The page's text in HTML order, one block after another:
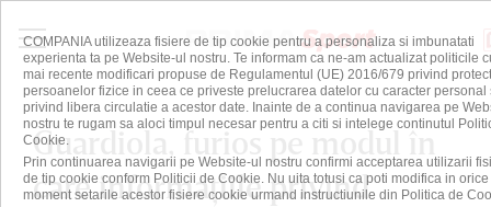
Guardiola, furios pe modul în
care informaţiile privind
COMPANIA utilizeaza fisiere de tip cookie pentru a personaliza si imbunatati
experienta ta pe Website-ul nostru. Te informam ca ne-am actualizat politicile
mai recente modificari propuse de Regulamentul (UE) 2016/679 privind
persoanelor fizice in ceea ce priveste prelucrarea datelor cu caracter personal
privind libera circulatie a acestor date. Inainte de a continua navigarea pe
nostru te rugam sa aloci timpul necesar pentru a citi si intelege continutul
Cookie.
Prin continuarea navigarii pe Website-ul nostru confirmi acceptarea utilizarii
de tip cookie conform Politicii de Cookie. Nu uita totusi ca poti modifica in orice
moment setarile acestor fisiere cookie urmand instructiunile din Politica de